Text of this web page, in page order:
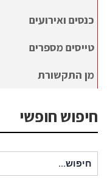
כנסים ואירועים
טייסים מספרים
מן התקשורת
חיפוש חופשי